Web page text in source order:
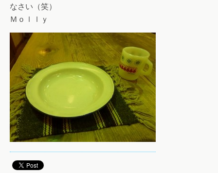
なさい（笑）
Ｍｏｌｌｙ